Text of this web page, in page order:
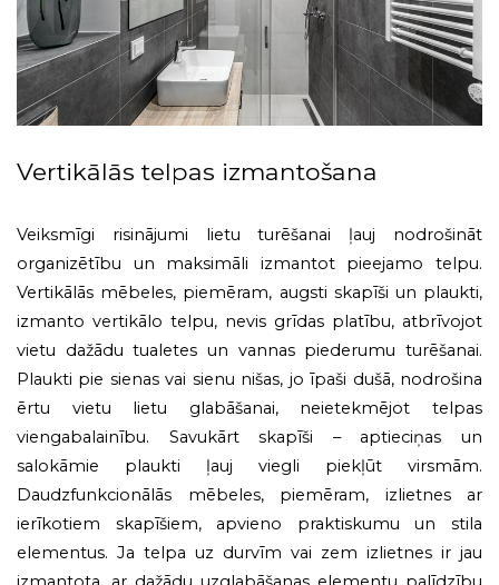
Vertikālās telpas izmantošana
Veiksmīgi risinājumi lietu turēšanai ļauj nodrošināt
organizētību un maksimāli izmantot pieejamo telpu.
Vertikālās mēbeles, piemēram, augsti skapīši un plaukti,
izmanto vertikālo telpu, nevis grīdas platību, atbrīvojot
vietu dažādu tualetes un vannas piederumu turēšanai.
Plaukti pie sienas vai sienu nišas, jo īpaši dušā, nodrošina
ērtu vietu lietu glabāšanai, neietekmējot telpas
viengabalainību. Savukārt skapīši – aptieciņas un
salokāmie plaukti ļauj viegli piekļūt virsmām.
Daudzfunkcionālās mēbeles, piemēram, izlietnes ar
ierīkotiem skapīšiem, apvieno praktiskumu un stila
elementus. Ja telpa uz durvīm vai zem izlietnes ir jau